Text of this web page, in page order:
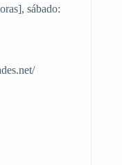
sábado: